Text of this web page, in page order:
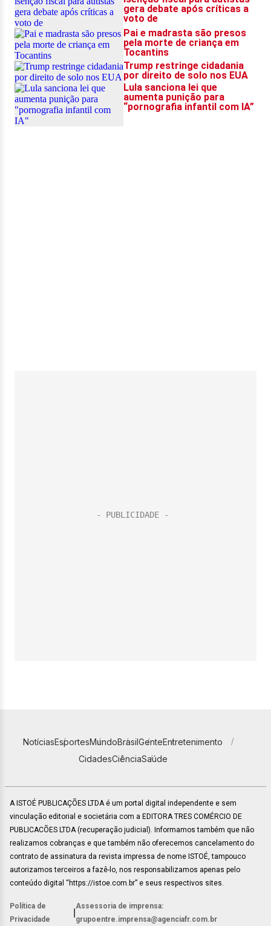
NotíciasEsportesMundoBrasilGenteEntretenimento
CidadesCiênciaSaúde
A ISTOÉ PUBLICAÇÕES LTDA é um portal digital independente e sem
vinculação editorial e societária com a EDITORA TRES COMÉRCIO DE
PUBLICACÕES LTDA (recuperação judicial). Informamos também que não
realizamos cobranças e que também não oferecemos cancelamento do
contrato de assinatura da revista impressa de nome ISTOÉ, tampouco
autorizamos terceiros a fazê-lo, nos responsabilizamos apenas pelo
conteúdo digital “https://istoe.com.br” e seus respectivos sites.
Política de
Privacidade
Assessoria de imprensa:
grupoentre.imprensa@agenciafr.com.br